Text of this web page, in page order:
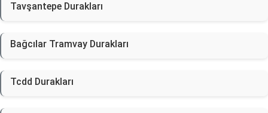
Tavşantepe Durakları
Bağcılar Tramvay Durakları
Tcdd Durakları